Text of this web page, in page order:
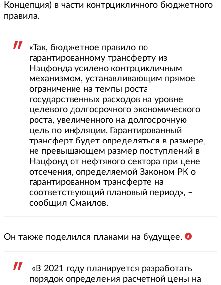
Концепция) в части контрцикличного бюджетного
правила.
«Так, бюджетное правило по
гарантированному трансферту из
Нацфонда усилено контрцикличным
механизмом, устанавливающим прямое
ограничение на темпы роста
государственных расходов на уровне
целевого долгосрочного экономического
роста, увеличенного на долгосрочную
цель по инфляции. Гарантированный
трансферт будет определяться в размере,
не превышающем размер поступлений в
Нацфонд от нефтяного сектора при цене
отсечения, определяемой Законом РК о
гарантированном трансферте на
соответствующий плановый период», –
сообщил Смаилов.
Он также поделился планами на будущее.
«В 2021 году планируется разработать
порядок определения расчетной цены на